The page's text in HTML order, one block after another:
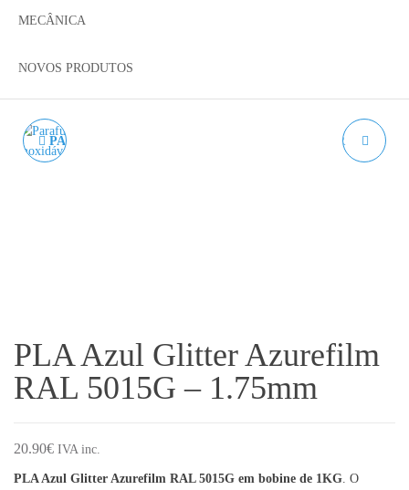
MECÂNICA
NOVOS PRODUTOS
PARAFUSO SEXTAVADO PLA VERDE GLITTER
PLA Azul Glitter Azurefilm
RAL 5015G – 1.75mm
20.90€ IVA inc.
PLA Azul Glitter Azurefilm RAL 5015G em bobine de 1KG . O